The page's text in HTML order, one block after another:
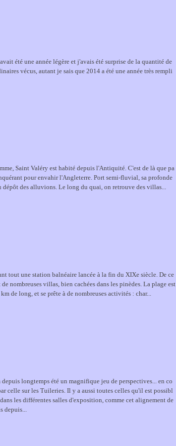
été une année légère et j'avais été surprise de la quantité de
vécus, autant je sais que 2014 a été une année très rempli
Saint Valéry est habité depuis l'Antiquité. C'est de là que pa
pour envahir l'Angleterre. Port semi-fluvial, sa profonde
des alluvions. Le long du quai, on retrouve des villas...
tout une station balnéaire lancée à la fin du XIXe siècle. De ce
nombreuses villas, bien cachées dans les pinèdes. La plage est
de long, et se prête à de nombreuses activités : char...
longtemps été un magnifique jeu de perspectives... en co
celle sur les Tuileries. Il y a aussi toutes celles qu'il est possibl
les différentes salles d'exposition, comme cet alignement de
depuis...